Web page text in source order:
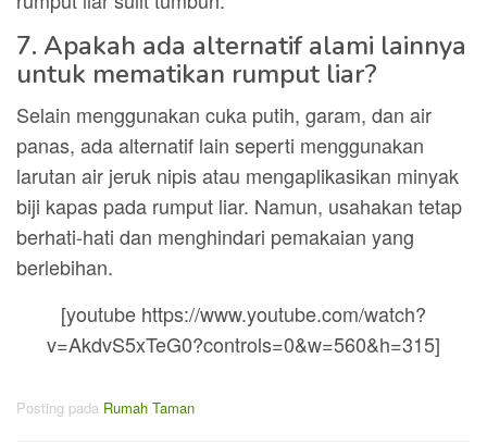
7. Apakah ada alternatif alami lainnya
untuk mematikan rumput liar?
Selain menggunakan cuka putih, garam, dan air
panas, ada alternatif lain seperti menggunakan
larutan air jeruk nipis atau mengaplikasikan minyak
biji kapas pada rumput liar. Namun, usahakan tetap
berhati-hati dan menghindari pemakaian yang
berlebihan.
[youtube https://www.youtube.com/watch?
v=AkdvS5xTeG0?controls=0&w=560&h=315]
Posting pada Rumah Taman